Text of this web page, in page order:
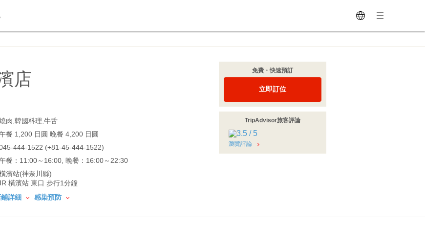
店
肉,韓國料理,牛舌
餐 1,200 日圓 晚餐 4,200 日圓
444-1522 (+81-45-444-1522)
餐：11:00～16:00, 晚餐：16:00～22:30
濱站(神奈川縣)
橫濱站 東口 步行1分鐘
鋪詳細
感染預防
免費・快速預訂
立即訂位
TripAdvisor旅客評論
瀏覽評論